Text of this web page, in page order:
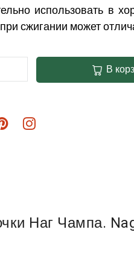
использовать в
сжигании может
В
Наг Чампа.